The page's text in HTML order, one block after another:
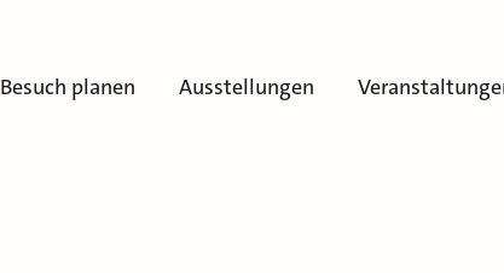
Besuch planen Ausstellungen